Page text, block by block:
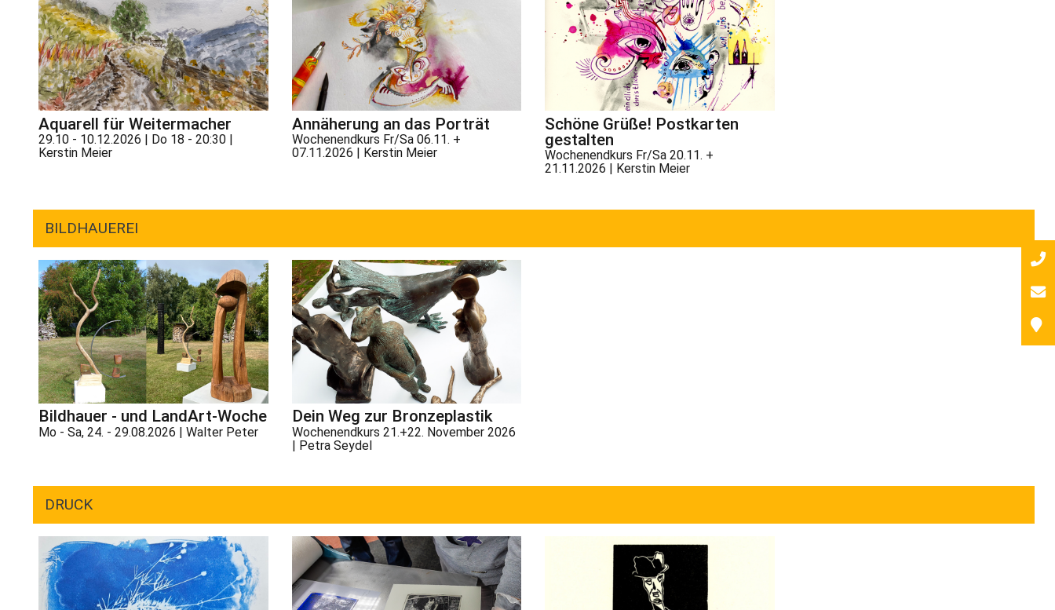
Aquarell für Weitermacher
29.10 - 10.12.2026 | Do 18 - 20:30 |
Kerstin Meier
Annäherung an das Porträt
Wochenendkurs Fr/Sa 06.11. +
07.11.2026 | Kerstin Meier
Schöne Grüße! Postkarten
gestalten
Wochenendkurs Fr/Sa 20.11. +
21.11.2026 | Kerstin Meier
BILDHAUEREI
Bildhauer - und LandArt-Woche
Mo - Sa, 24. - 29.08.2026 | Walter Peter
Dein Weg zur Bronzeplastik
Wochenendkurs 21.+22. November 2026
| Petra Seydel
DRUCK